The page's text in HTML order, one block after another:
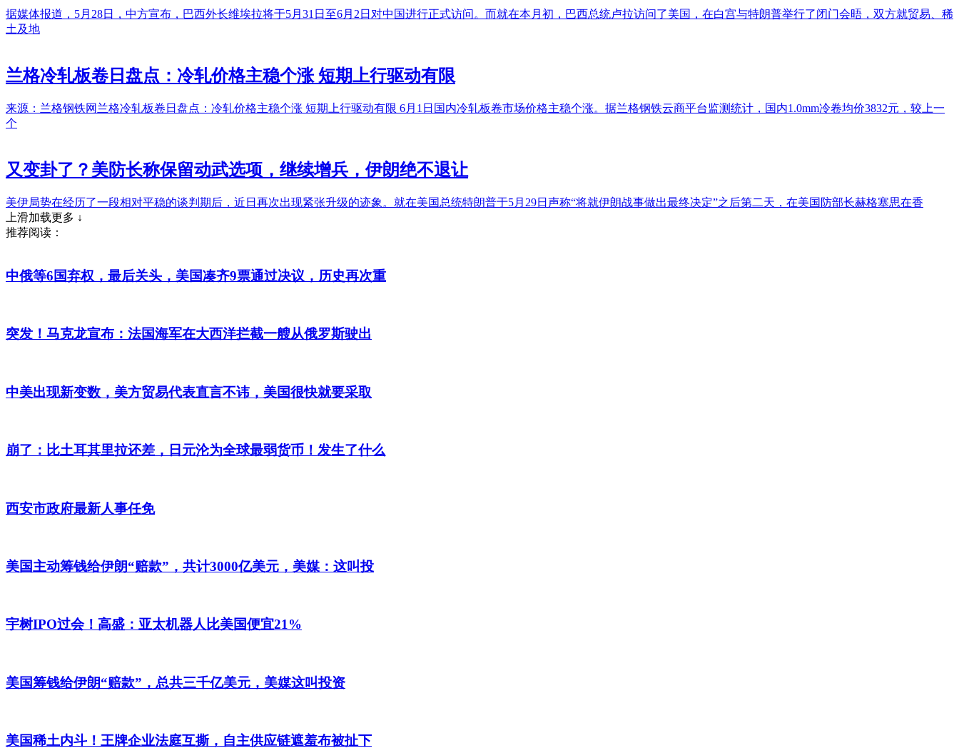
据媒体报道，5月28日，中方宣布，巴西外长维埃拉将于5月31日至6月2日对中国进行正式访问。而就在本月初，巴西总统卢拉访问了美国，在白宫与特朗普举行了闭门会晤，双方就贸易、稀
土及地
兰格冷轧板卷日盘点：冷轧价格主稳个涨 短期上行驱动有限
来源：兰格钢铁网兰格冷轧板卷日盘点：冷轧价格主稳个涨 短期上行驱动有限 6月1日国内冷轧板卷市场价格主稳个涨。据兰格钢铁云商平台监测统计，国内1.0mm冷卷均价3832元，较上一
个
又变卦了？美防长称保留动武选项，继续增兵，伊朗绝不退让
美伊局势在经历了一段相对平稳的谈判期后，近日再次出现紧张升级的迹象。就在美国总统特朗普于5月29日声称“将就伊朗战事做出最终决定”之后第二天，在美国防部长赫格塞思在香
上滑加载更多 ↓
推荐阅读：
中俄等6国弃权，最后关头，美国凑齐9票通过决议，历史再次重
突发！马克龙宣布：法国海军在大西洋拦截一艘从俄罗斯驶出
中美出现新变数，美方贸易代表直言不讳，美国很快就要采取
崩了：比土耳其里拉还差，日元沦为全球最弱货币！发生了什么
西安市政府最新人事任免
美国主动筹钱给伊朗“赔款”，共计3000亿美元，美媒：这叫投
宇树IPO过会！高盛：亚太机器人比美国便宜21%
美国筹钱给伊朗“赔款”，总共三千亿美元，美媒这叫投资
美国稀土内斗！王牌企业法庭互撕，自主供应链遮羞布被扯下